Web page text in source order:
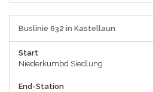
Buslinie 632 in Kastellaun
Start
Niederkumbd Siedlung
End-Station